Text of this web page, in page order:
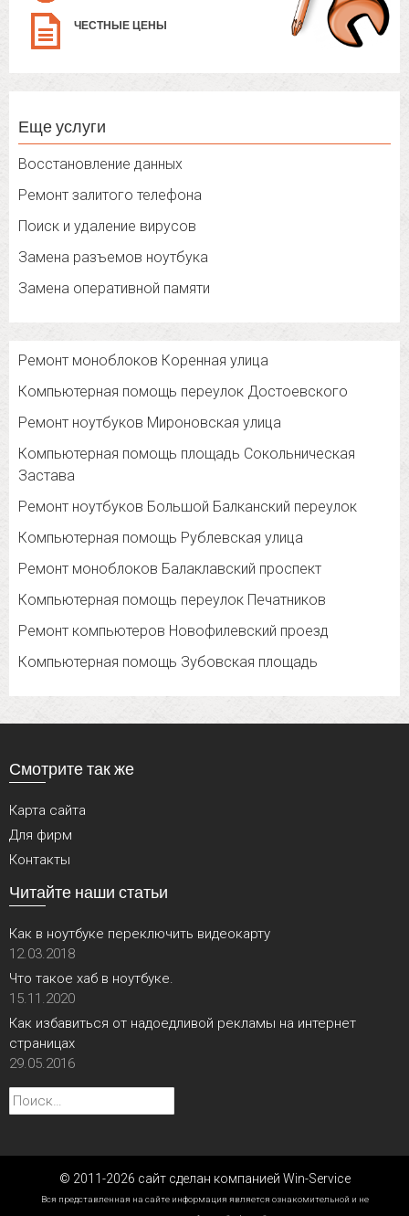
ЧЕСТНЫЕ ЦЕНЫ
Еще услуги
Восстановление данных
Ремонт залитого телефона
Поиск и удаление вирусов
Замена разъемов ноутбука
Замена оперативной памяти
Ремонт моноблоков Коренная улица
Компьютерная помощь переулок Достоевского
Ремонт ноутбуков Мироновская улица
Компьютерная помощь площадь Сокольническая
Застава
Ремонт ноутбуков Большой Балканский переулок
Компьютерная помощь Рублевская улица
Ремонт моноблоков Балаклавский проспект
Компьютерная помощь переулок Печатников
Ремонт компьютеров Новофилевский проезд
Компьютерная помощь Зубовская площадь
Смотрите так же
Карта сайта
Для фирм
Контакты
Читайте наши статьи
Как в ноутбуке переключить видеокарту
12.03.2018
Что такое хаб в ноутбуке.
15.11.2020
Как избавиться от надоедливой рекламы на интернет
страницах
29.05.2016
Найти:
© 2011-2026 сайт сделан компанией Win-Service
Вся представленная на сайте информация является ознакомительной и не